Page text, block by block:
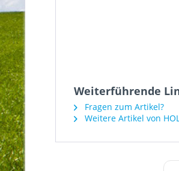
Weiterführende
Fragen zum Artikel?
Weitere Artikel von